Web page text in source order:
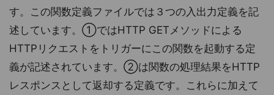
す。この関数定義ファイルでは３つの入出力定義を記
述しています。①ではHTTP GETメソッドによる
HTTPリクエストをトリガーにこの関数を起動する定
義が記述されています。②は関数の処理結果をHTTP
レスポンスとして返却する定義です。これらに加えて